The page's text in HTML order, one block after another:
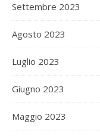
Settembre 2023
Agosto 2023
Luglio 2023
Giugno 2023
Maggio 2023